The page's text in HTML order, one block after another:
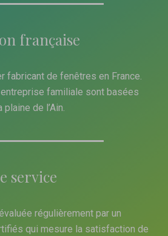
française
fabricant de fenêtres en France.
familiale sont basées
de l’Ain.
service
régulièrement par un
qui mesure la satisfaction de